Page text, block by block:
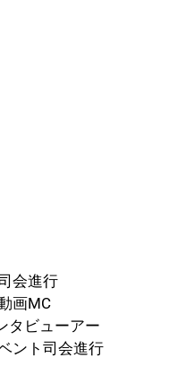
会進行
画MC
ビューアー
ント司会進行